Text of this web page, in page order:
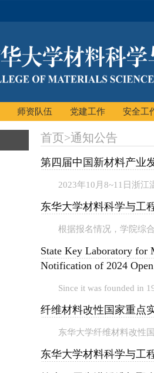
师资队伍 党建工作 安全工
首页>通知公告
第四届中国新材料产业
2023年10月8~11日浙
东华大学材料科学与工
根据报名情况，学院综
State Key Laboratory for
Notification of 2024
Since it was founded in
纤维材料改性国家重点
东华大学纤维材料改性
东华大学材料科学与工